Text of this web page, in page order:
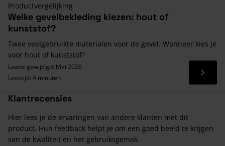
Productvergelijking
Welke gevelbekleding kiezen: hout of
kunststof?
Twee veelgebruikte materialen voor de gevel. Wanneer kies je
voor hout of kunststof?
Laatst gewijzigd: Mei 2026
Leestijd: 4 minuten
Lees
Klantrecensies
Hier lees je de ervaringen van andere klanten met dit
product. Hun feedback helpt je om een goed beeld te krijgen
van de kwaliteit en het gebruiksgemak.